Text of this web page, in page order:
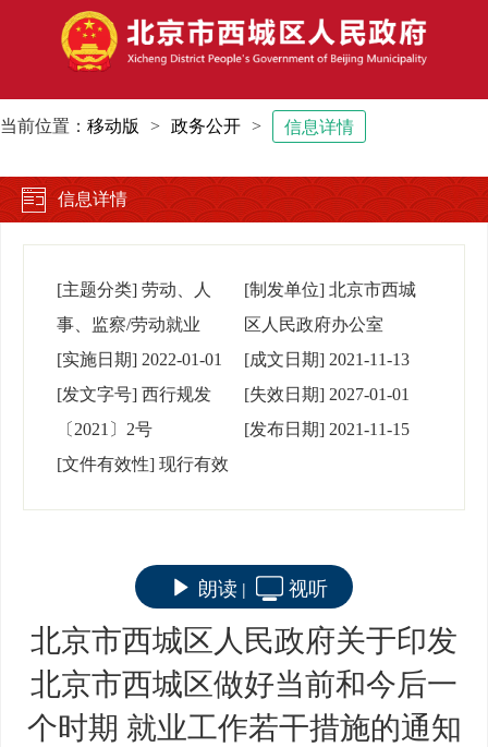
当前位置： 移动版 > 政务公开 > 信息详情
信息详情
[主题分类] 劳动、人
事、监察/劳动就业
[制发单位] 北京市西城
区人民政府办公室
[实施日期] 2022-01-01 [成文日期] 2021-11-13
[发文字号] 西行规发
〔2021〕2号
[失效日期] 2027-01-01
[发布日期] 2021-11-15
[文件有效性] 现行有效
朗读 | 视听
北京市西城区人民政府关于印发
北京市西城区做好当前和今后一
个时期 就业工作若干措施的通知